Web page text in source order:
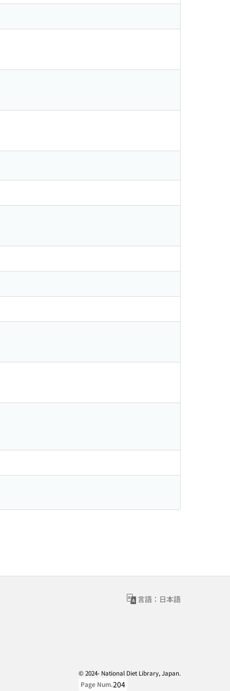
言語：日本語
© 2024- National Diet Library, Japan.
Page Num.204